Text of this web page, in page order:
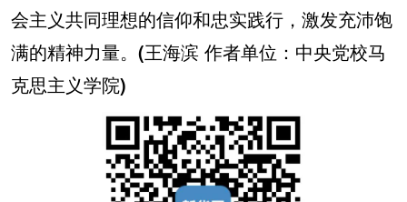
会主义共同理想的信仰和忠实践行，激发充沛饱
满的精神力量。 (王海滨 作者单位：中央党校马
克思主义学院)